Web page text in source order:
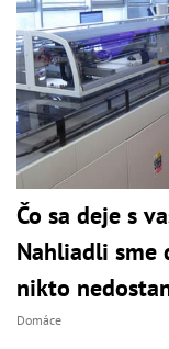
Čo sa deje s
Nahliadli sme
nikto
Domáce